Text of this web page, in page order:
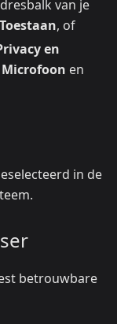
van je
Toestaan, of
en
en
in de
betrouwbare